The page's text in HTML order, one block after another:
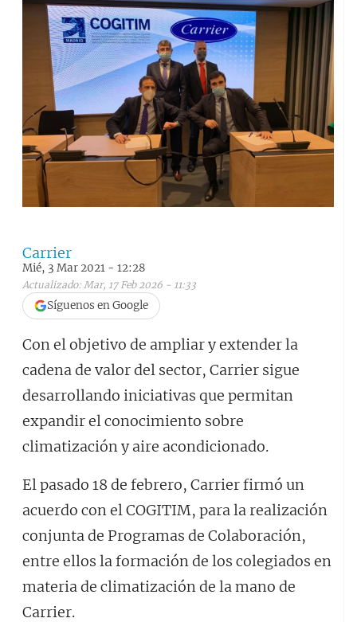
Carrier
Mié, 3 Mar 2021 - 12:28
Actualizado: Mar, 17 Feb 2026 - 11:33
Síguenos en Google
Con el objetivo de ampliar y extender la
cadena de valor del sector, Carrier sigue
desarrollando iniciativas que permitan
expandir el conocimiento sobre
climatización y aire acondicionado.
El pasado 18 de febrero, Carrier firmó un
acuerdo con el COGITIM, para la realización
conjunta de Programas de Colaboración,
entre ellos la formación de los colegiados en
materia de climatización de la mano de
Carrier.